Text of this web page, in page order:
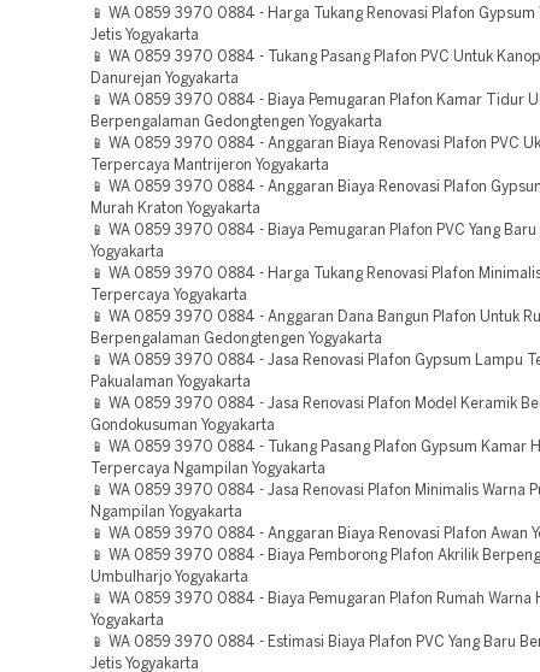
📱 WA 0859 3970 0884 - Harga Tukang Renovasi Plafon Gypsum
Jetis Yogyakarta
📱 WA 0859 3970 0884 - Tukang Pasang Plafon PVC Untuk
Danurejan Yogyakarta
📱 WA 0859 3970 0884 - Biaya Pemugaran Plafon Kamar Tidur
Berpengalaman Gedongtengen Yogyakarta
📱 WA 0859 3970 0884 - Anggaran Biaya Renovasi Plafon PVC
Terpercaya Mantrijeron Yogyakarta
📱 WA 0859 3970 0884 - Anggaran Biaya Renovasi Plafon
Murah Kraton Yogyakarta
📱 WA 0859 3970 0884 - Biaya Pemugaran Plafon PVC Yang Baru
Yogyakarta
📱 WA 0859 3970 0884 - Harga Tukang Renovasi Plafon
Terpercaya Yogyakarta
📱 WA 0859 3970 0884 - Anggaran Dana Bangun Plafon Untuk
Berpengalaman Gedongtengen Yogyakarta
📱 WA 0859 3970 0884 - Jasa Renovasi Plafon Gypsum Lampu
Pakualaman Yogyakarta
📱 WA 0859 3970 0884 - Jasa Renovasi Plafon Model Keramik
Gondokusuman Yogyakarta
📱 WA 0859 3970 0884 - Tukang Pasang Plafon Gypsum Kamar
Terpercaya Ngampilan Yogyakarta
📱 WA 0859 3970 0884 - Jasa Renovasi Plafon Minimalis Warna
Ngampilan Yogyakarta
📱 WA 0859 3970 0884 - Anggaran Biaya Renovasi Plafon Awan
📱 WA 0859 3970 0884 - Biaya Pemborong Plafon Akrilik
Umbulharjo Yogyakarta
📱 WA 0859 3970 0884 - Biaya Pemugaran Plafon Rumah Warna
Yogyakarta
📱 WA 0859 3970 0884 - Estimasi Biaya Plafon PVC Yang Baru
Jetis Yogyakarta